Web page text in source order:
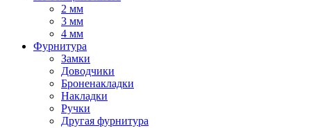
2 мм
3 мм
4 мм
Фурнитура
Замки
Доводчики
Броненакладки
Накладки
Ручки
Другая фурнитура